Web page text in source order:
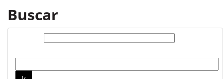
Buscar